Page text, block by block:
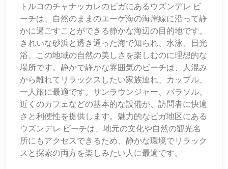
トルコのチャナッカレのビガにあるウズンデレ ビ
ーチは、自然のままのエーゲ海の海岸線に沿って静
かに過ごすことができる静かな海辺の目的地です。
きれいな砂浜と透き通った海で知られ、水泳、日光
浴、この地域の自然の美しさを楽しむのに理想的な
場所です。静かで静かな雰囲気のビーチは、人混み
から離れてリラックスしたい家族連れ、カップル、
一人旅に最適です。サンラウンジャー、パラソル、
近くのカフェなどの基本的な設備が、訪問者に快適
さと利便性を提供します。魅力的なビガ地区にある
ウズンデレ ビーチは、地元の文化や自然の観光名
所にもアクセスできるため、静かな環境でリラック
スと探索の両方を楽しみたい人に最適です。